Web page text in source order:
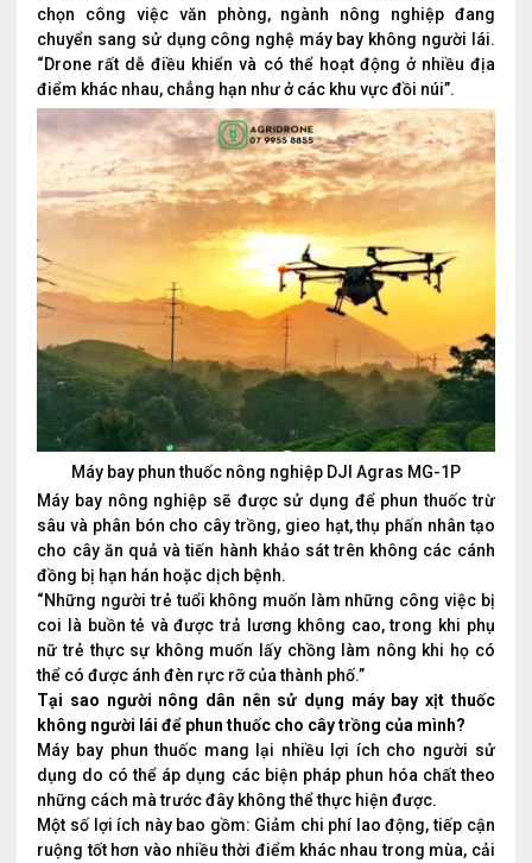
chọn công việc văn phòng, ngành nông nghiệp đang
chuyển sang sử dụng công nghệ máy bay không người lái.
“Drone rất dễ điều khiển và có thể hoạt động ở nhiều địa
điểm khác nhau, chẳng hạn như ở các khu vực đồi núi”.
Máy bay phun thuốc nông nghiệp DJI Agras MG-1P
Máy bay nông nghiệp sẽ được sử dụng để phun thuốc trừ
sâu và phân bón cho cây trồng, gieo hạt, thụ phấn nhân tạo
cho cây ăn quả và tiến hành khảo sát trên không các cánh
đồng bị hạn hán hoặc dịch bệnh.
“Những người trẻ tuổi không muốn làm những công việc bị
coi là buồn tẻ và được trả lương không cao, trong khi phụ
nữ trẻ thực sự không muốn lấy chồng làm nông khi họ có
thể có được ánh đèn rực rỡ của thành phố.”
Tại sao người nông dân nên sử dụng máy bay xịt thuốc
không người lái để phun thuốc cho cây trồng của mình?
Máy bay phun thuốc mang lại nhiều lợi ích cho người sử
dụng do có thể áp dụng các biện pháp phun hóa chất theo
những cách mà trước đây không thể thực hiện được.
Một số lợi ích này bao gồm: Giảm chi phí lao động, tiếp cận
ruộng tốt hơn vào nhiều thời điểm khác nhau trong mùa, cải